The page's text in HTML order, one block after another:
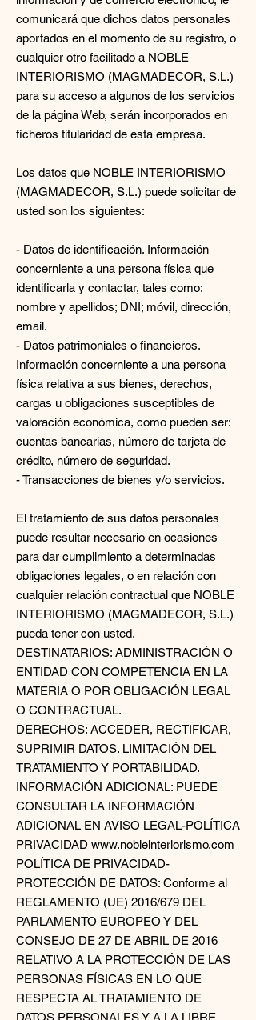
comunicará que dichos datos personales
aportados en el momento de su registro, o
cualquier otro facilitado a NOBLE
INTERIORISMO (MAGMADECOR, S.L.)
para su acceso a algunos de los servicios
de la página Web, serán incorporados en
ficheros titularidad de esta empresa.
Los datos que NOBLE INTERIORISMO
(MAGMADECOR, S.L.) puede solicitar de
usted son los siguientes:
- Datos de identificación. Información
concerniente a una persona física que
identificarla y contactar, tales como:
nombre y apellidos; DNI; móvil, dirección,
email.
- Datos patrimoniales o financieros.
Información concerniente a una persona
física relativa a sus bienes, derechos,
cargas u obligaciones susceptibles de
valoración económica, como pueden ser:
cuentas bancarias, número de tarjeta de
crédito, número de seguridad.
- Transacciones de bienes y/o servicios.
El tratamiento de sus datos personales
puede resultar necesario en ocasiones
para dar cumplimiento a determinadas
obligaciones legales, o en relación con
cualquier relación contractual que NOBLE
INTERIORISMO (MAGMADECOR, S.L.)
pueda tener con usted.
DESTINATARIOS: ADMINISTRACIÓN O
ENTIDAD CON COMPETENCIA EN LA
MATERIA O POR OBLIGACIÓN LEGAL
O CONTRACTUAL.
DERECHOS: ACCEDER, RECTIFICAR,
SUPRIMIR DATOS. LIMITACIÓN DEL
TRATAMIENTO Y PORTABILIDAD.
INFORMACIÓN ADICIONAL: PUEDE
CONSULTAR LA INFORMACIÓN
ADICIONAL EN AVISO LEGAL-POLÍTICA
PRIVACIDAD www.nobleinteriorismo.com
POLÍTICA DE PRIVACIDAD-
PROTECCIÓN DE DATOS: Conforme al
REGLAMENTO (UE) 2016/679 DEL
PARLAMENTO EUROPEO Y DEL
CONSEJO DE 27 DE ABRIL DE 2016
RELATIVO A LA PROTECCIÓN DE LAS
PERSONAS FÍSICAS EN LO QUE
RESPECTA AL TRATAMIENTO DE
DATOS PERSONALES Y A LA LIBRE